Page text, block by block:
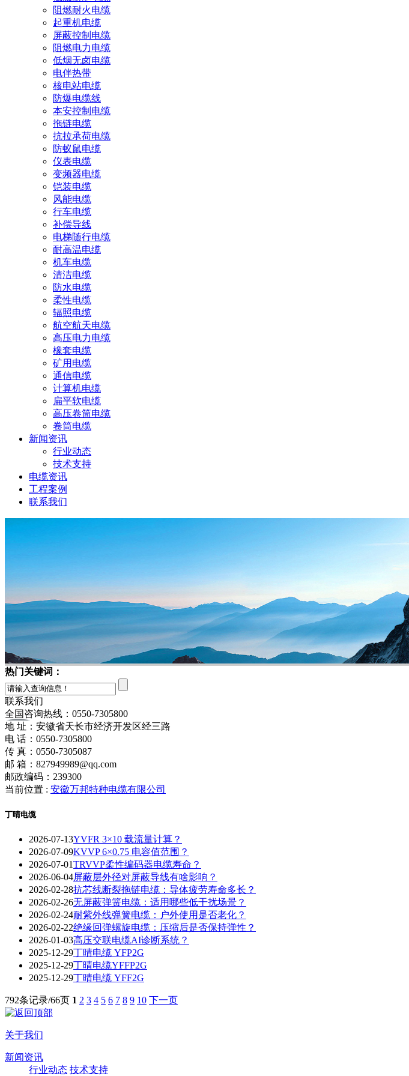
阻燃耐火电缆
起重机电缆
屏蔽控制电缆
阻燃电力电缆
低烟无卤电缆
电伴热带
核电站电缆
防爆电缆线
本安控制电缆
拖链电缆
抗拉承荷电缆
防蚁鼠电缆
仪表电缆
变频器电缆
铠装电缆
风能电缆
行车电缆
补偿导线
电梯随行电缆
耐高温电缆
机车电缆
清洁电缆
防水电缆
柔性电缆
辐照电缆
航空航天电缆
高压电力电缆
橡套电缆
矿用电缆
通信电缆
计算机电缆
扁平软电缆
高压卷筒电缆
卷筒电缆
新闻资讯
行业动态
技术支持
电缆资讯
工程案例
联系我们
热门关键词：
联系我们
全国咨询热线： 0550-7305800
地 址：安徽省天长市经济开发区经三路
电 话：0550-7305800
传 真：0550-7305087
邮 箱：827949989@qq.com
邮政编码：239300
当前位置 : 安徽万邦特种电缆有限公司
丁晴电缆
2026-07-13YVFR 3×10 载流量计算？
2026-07-09KVVP 6×0.75 电容值范围？
2026-07-01TRVVP柔性编码器电缆寿命？
2026-06-04屏蔽层外径对屏蔽导线有啥影响？
2026-02-28抗芯线断裂拖链电缆：导体疲劳寿命多长？
2026-02-26无屏蔽弹簧电缆：适用哪些低干扰场景？
2026-02-24耐紫外线弹簧电缆：户外使用是否老化？
2026-02-22绝缘回弹螺旋电缆：压缩后是否保持弹性？
2026-01-03高压交联电缆AI诊断系统？
2025-12-29丁晴电缆 YFP2G
2025-12-29丁晴电缆YFFP2G
2025-12-29丁晴电缆 YFF2G
792条记录/66页 1 2 3 4 5 6 7 8 9 10 下一页
关于我们
新闻资讯
行业动态 技术支持